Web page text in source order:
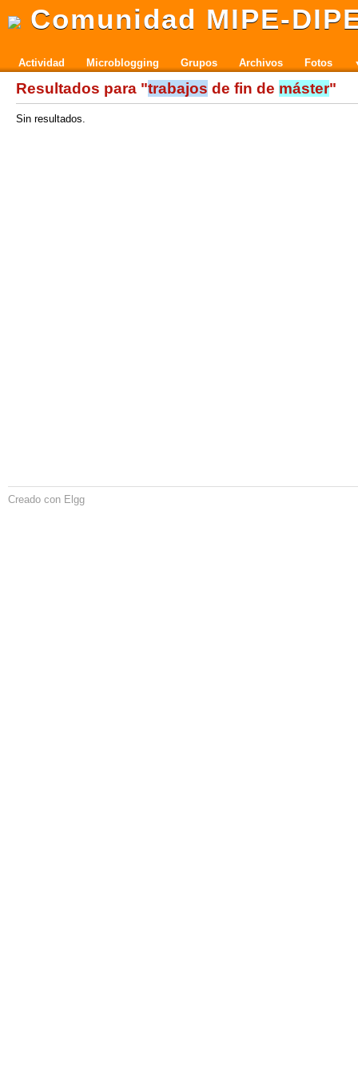
Comunidad MIPE-
Actividad Microblogging Grupos Archivos Fotos
Resultados para "trabajos de fin de máster"
Sin resultados.
Creado con Elgg